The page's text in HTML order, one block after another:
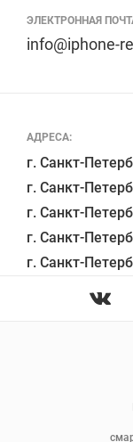
АДРЕСА:
г. Санкт-
г. Санкт-
г. Санкт-
г. Санкт-
ЭЛЕКТРОННАЯ
info@iphone-